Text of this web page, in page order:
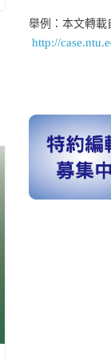
舉例：本文轉載
http://